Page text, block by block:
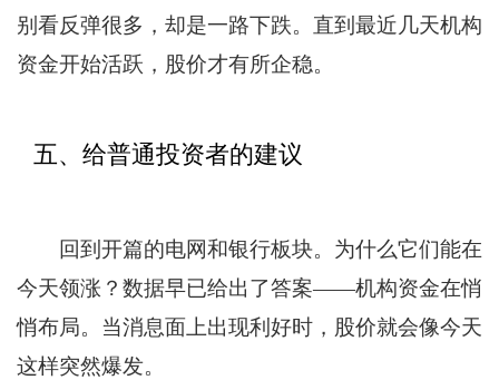
别看反弹很多，却是一路下跌。直到最近几天机构
资金开始活跃，股价才有所企稳。
五、给普通投资者的建议
回到开篇的电网和银行板块。为什么它们能在
今天领涨？数据早已给出了答案——机构资金在悄
悄布局。当消息面上出现利好时，股价就会像今天
这样突然爆发。